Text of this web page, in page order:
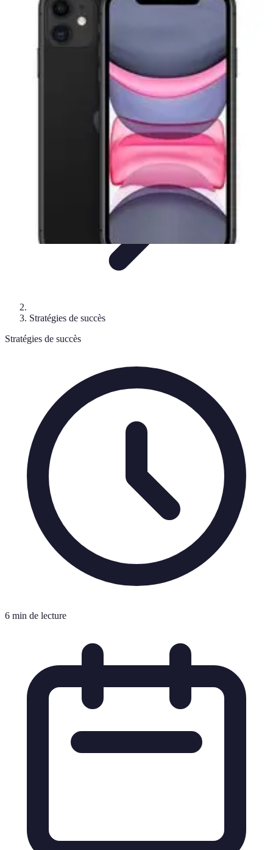
Ecommerce Produits Bio
Stratégies de Lancement
Conseils d'Achat
Ecommerce Produits Bio
Stratégies de succès
Stratégies de succès
6 min de lecture